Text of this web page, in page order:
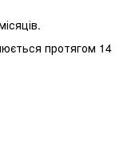
протягом 14